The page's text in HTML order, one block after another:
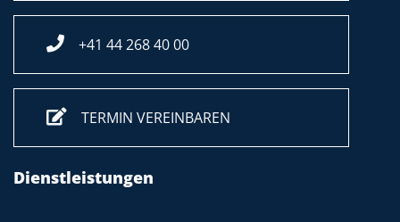
+41 44 268 40 00
TERMIN VEREINBAREN
Dienstleistungen